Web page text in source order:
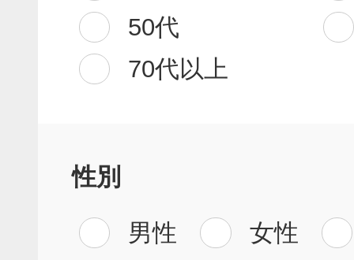
50代
70代以上
性別
男性 女性